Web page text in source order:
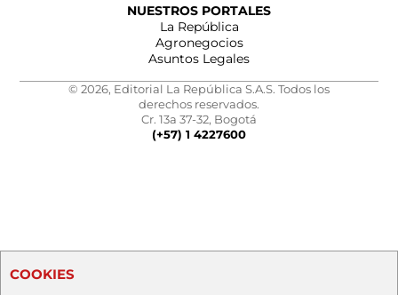
NUESTROS PORTALES
La República
Agronegocios
Asuntos Legales
© 2026, Editorial La República S.A.S. Todos los
derechos reservados.
Cr. 13a 37-32, Bogotá
(+57) 1 4227600
COOKIES